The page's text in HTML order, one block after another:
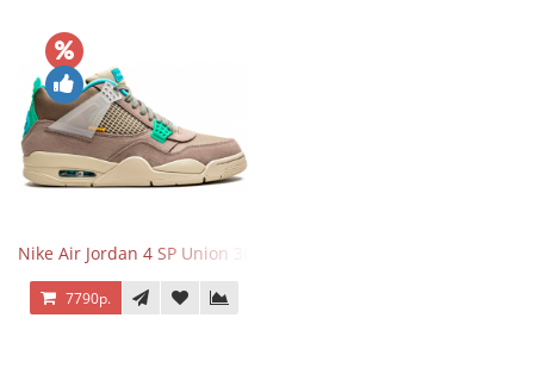
Nike Air Jordan 4 SP Union 30th Anniversary Taupe Haze
7790р.